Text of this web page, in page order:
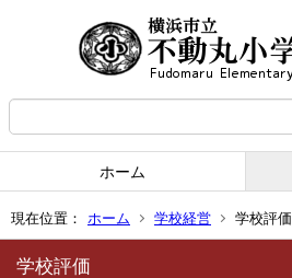
ホーム
現在位置： ホーム 学校経営 学校評価
学校評価